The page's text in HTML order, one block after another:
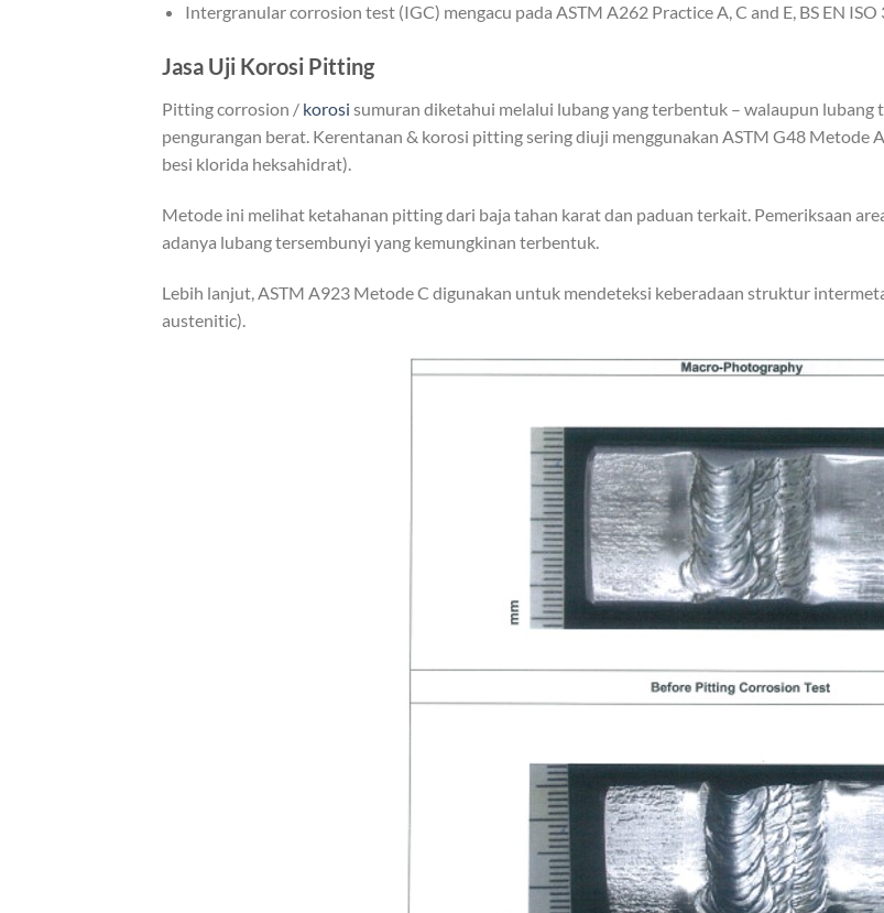
Intergranular corrosion test (IGC) mengacu pada ASTM A262 Practice A, C and E, BS EN
Jasa Uji Korosi Pitting
Pitting corrosion / korosi sumuran diketahui melalui lubang yang terbentuk – walaupun
pengurangan berat. Kerentanan & korosi pitting sering diuji menggunakan ASTM G48 Metode
besi klorida heksahidrat).
Metode ini melihat ketahanan pitting dari baja tahan karat dan paduan terkait. Pemeriksaan
adanya lubang tersembunyi yang kemungkinan terbentuk.
Lebih lanjut, ASTM A923 Metode C digunakan untuk mendeteksi keberadaan struktur
austenitic).